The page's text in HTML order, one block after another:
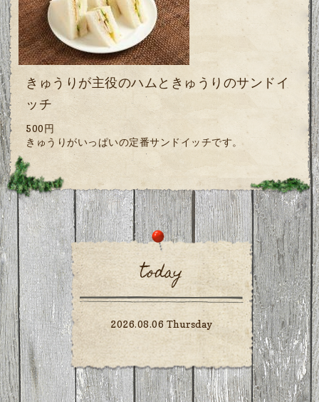
きゅうりが主役のハムときゅうりのサンドイ
ッチ
500円
きゅうりがいっぱいの定番サンドイッチです。
today
2026.08.06 Thursday